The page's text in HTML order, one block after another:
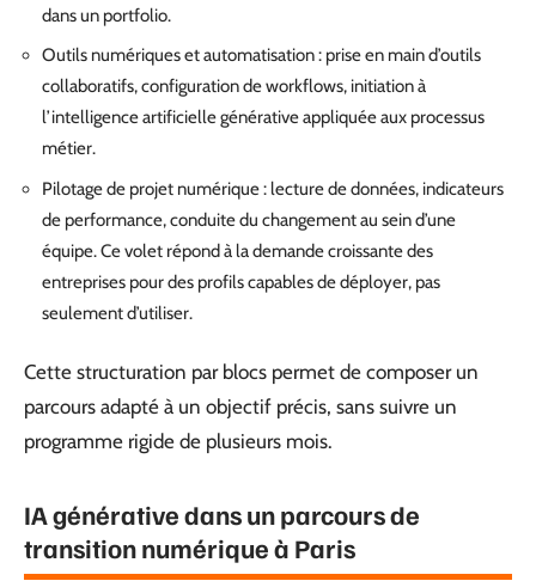
dans un portfolio.
Outils numériques et automatisation : prise en main d’outils
collaboratifs, configuration de workflows, initiation à
l’intelligence artificielle générative appliquée aux processus
métier.
Pilotage de projet numérique : lecture de données, indicateurs
de performance, conduite du changement au sein d’une
équipe. Ce volet répond à la demande croissante des
entreprises pour des profils capables de déployer, pas
seulement d’utiliser.
Cette structuration par blocs permet de composer un
parcours adapté à un objectif précis, sans suivre un
programme rigide de plusieurs mois.
IA générative dans un parcours de
transition numérique à Paris